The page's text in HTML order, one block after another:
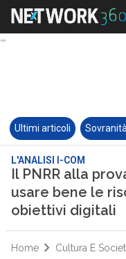
Ultimi articoli
L'ANALISI I-COM
Il PNRR alla
usare bene le
obiettivi digitali
Home Cultura E